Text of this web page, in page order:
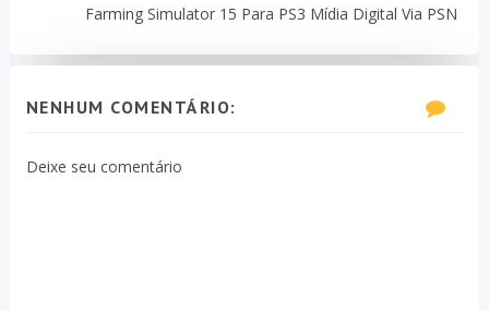
Farming Simulator 15 Para PS3 Mídia Digital Via PSN
NENHUM COMENTÁRIO:
Deixe seu comentário